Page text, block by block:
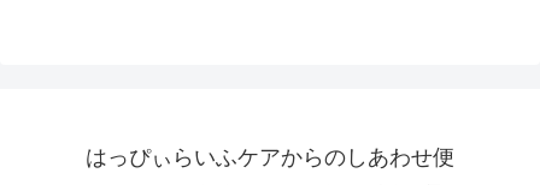
はっぴぃらいふケアからのしあわせ便